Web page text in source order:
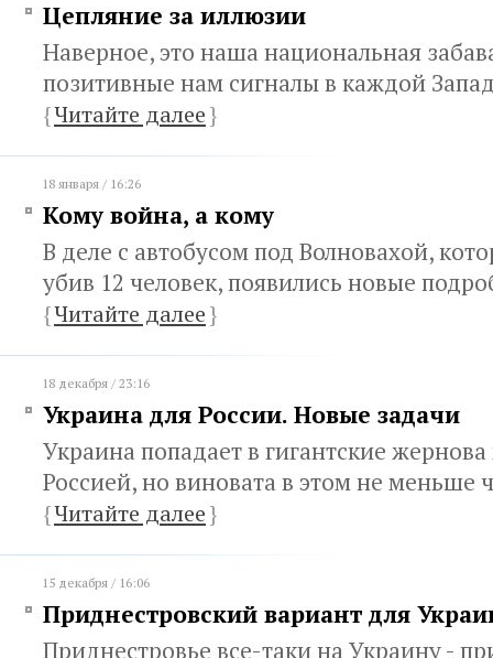
Цепляние за иллюзии
Наверное, это наша национальная
позитивные нам сигналы в каждой
{Читайте далее}
18 января / 16:26
Кому война, а кому
В деле с автобусом под Волновахой,
убив 12 человек, появились новые
{Читайте далее}
18 декабря / 23:16
Украина для России. Новые задачи
Украина попадает в гигантские
Россией, но виновата в этом не меньше
{Читайте далее}
15 декабря / 16:06
Приднестровский вариант для
Приднестровье все-таки на Украину -